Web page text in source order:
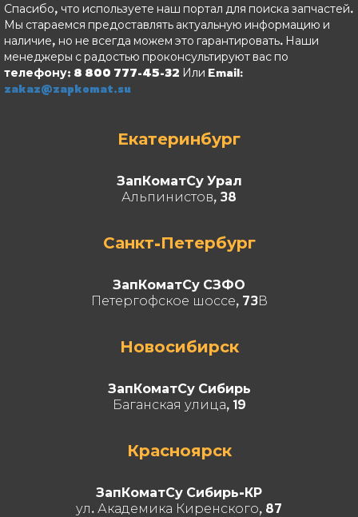
Спасибо, что используете наш портал для поиска запчастей.
Мы стараемся предоставлять актуальную информацию и
наличие, но не всегда можем это гарантировать. Наши
менеджеры с радостью проконсультируют вас по
телефону: 8 800 777-45-32 Или Email:
zakaz@zapkomat.su
Екатеринбург
ЗапКоматСу Урал
Альпинистов, 38
Санкт-Петербург
ЗапКоматСу СЗФО
Петергофское шоссе, 73В
Новосибирск
ЗапКоматСу Сибирь
Баганская улица, 19
Красноярск
ЗапКоматСу Сибирь-КР
ул. Академика Киренского, 87